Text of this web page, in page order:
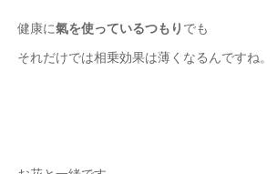
健康に氣を使っているつもり でも
それだけでは相乗効果は薄くなるんですね。